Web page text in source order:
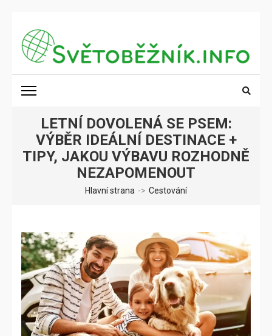
obsah
(stiskněte
Enter)
SVĚTOBĚŽNÍK.INFO
LETNÍ DOVOLENÁ SE PSEM:
VÝBĚR IDEÁLNÍ DESTINACE +
TIPY, JAKOU VÝBAVU ROZHODNĚ
NEZAPOMENOUT
Hlavní strana -> Cestování